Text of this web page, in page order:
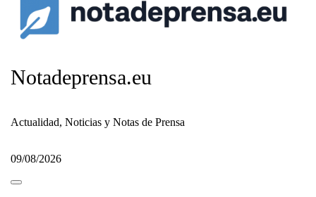
Notadeprensa.eu
Actualidad, Noticias y Notas de Prensa
09/08/2026